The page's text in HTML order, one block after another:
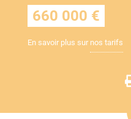
660 000 €
En savoir plus sur nos tarifs